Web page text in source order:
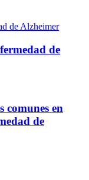
de
comunes en
de